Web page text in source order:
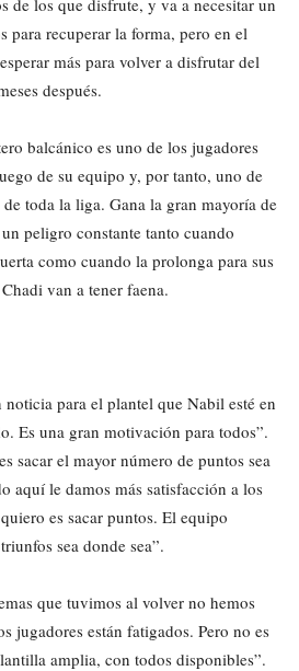
para recuperar la forma, pero en el
más para volver a disfrutar del
después.
balcánico es uno de los jugadores
de su equipo y, por tanto, uno de
toda la liga. Gana la gran mayoría de
peligro constante tanto cuando
como cuando la prolonga para sus
van a tener faena.
noticia para el plantel que Nabil esté en
Es una gran motivación para todos”.
sacar el mayor número de puntos sea
aquí le damos más satisfacción a los
es sacar puntos. El equipo
sea donde sea”.
que tuvimos al volver no hemos
jugadores están fatigados. Pero no es
amplia, con todos disponibles”.